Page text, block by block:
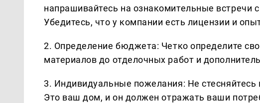
напрашивайтесь на ознакомительные встречи
Убедитесь, что у компании есть лицензии и
2. Определение бюджета: Четко определите
материалов до отделочных работ и
3. Индивидуальные пожелания: Не
Это ваш дом, и он должен отражать ваши